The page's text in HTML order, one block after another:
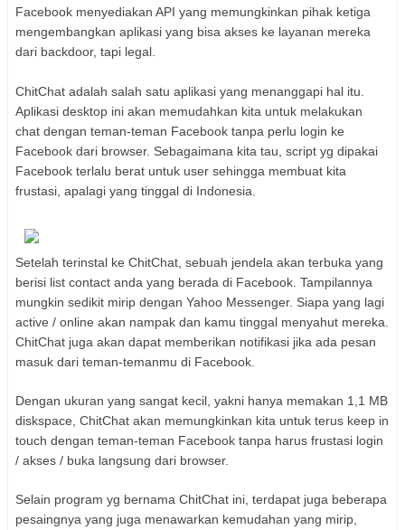
Facebook menyediakan API yang memungkinkan pihak ketiga
mengembangkan aplikasi yang bisa akses ke layanan mereka
dari backdoor, tapi legal.
ChitChat adalah salah satu aplikasi yang menanggapi hal itu.
Aplikasi desktop ini akan memudahkan kita untuk melakukan
chat dengan teman-teman Facebook tanpa perlu login ke
Facebook dari browser. Sebagaimana kita tau, script yg dipakai
Facebook terlalu berat untuk user sehingga membuat kita
frustasi, apalagi yang tinggal di Indonesia.
Setelah terinstal ke ChitChat, sebuah jendela akan terbuka yang
berisi list contact anda yang berada di Facebook. Tampilannya
mungkin sedikit mirip dengan Yahoo Messenger. Siapa yang lagi
active / online akan nampak dan kamu tinggal menyahut mereka.
ChitChat juga akan dapat memberikan notifikasi jika ada pesan
masuk dari teman-temanmu di Facebook.
Dengan ukuran yang sangat kecil, yakni hanya memakan 1,1 MB
diskspace, ChitChat akan memungkinkan kita untuk terus keep in
touch dengan teman-teman Facebook tanpa harus frustasi login
/ akses / buka langsung dari browser.
Selain program yg bernama ChitChat ini, terdapat juga beberapa
pesaingnya yang juga menawarkan kemudahan yang mirip,